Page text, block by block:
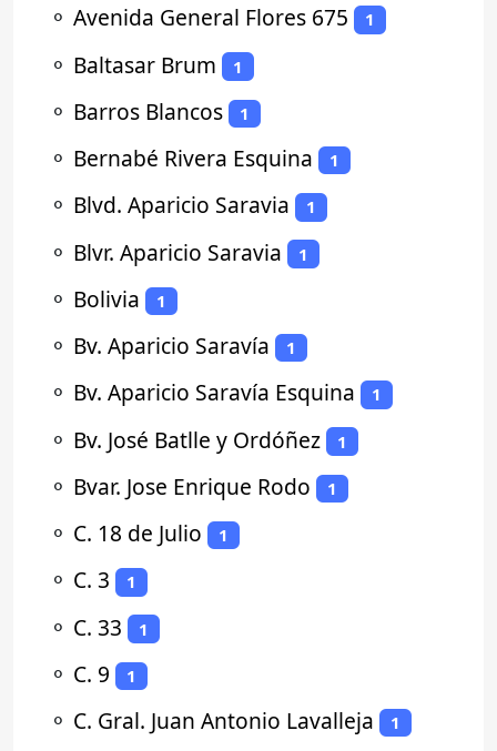
⚬ Avenida General Flores 675 1
⚬ Baltasar Brum 1
⚬ Barros Blancos 1
⚬ Bernabé Rivera Esquina 1
⚬ Blvd. Aparicio Saravia 1
⚬ Blvr. Aparicio Saravia 1
⚬ Bolivia 1
⚬ Bv. Aparicio Saravía 1
⚬ Bv. Aparicio Saravía Esquina 1
⚬ Bv. José Batlle y Ordóñez 1
⚬ Bvar. Jose Enrique Rodo 1
⚬ C. 18 de Julio 1
⚬ C. 3 1
⚬ C. 33 1
⚬ C. 9 1
⚬ C. Gral. Juan Antonio Lavalleja 1